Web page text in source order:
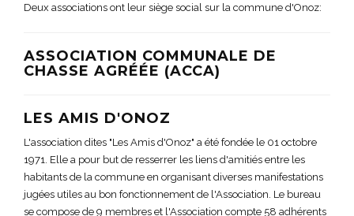
Deux associations ont leur siège social sur la commune d'Onoz:
ASSOCIATION COMMUNALE DE
CHASSE AGRÉÉE (ACCA)
LES AMIS D'ONOZ
L'association dites "Les Amis d'Onoz" a été fondée le 01 octobre
1971. Elle a pour but de resserrer les liens d'amitiés entre les
habitants de la commune en organisant diverses manifestations
jugées utiles au bon fonctionnement de l'Association. Le bureau
se compose de 9 membres et l'Association compte 58 adhérents